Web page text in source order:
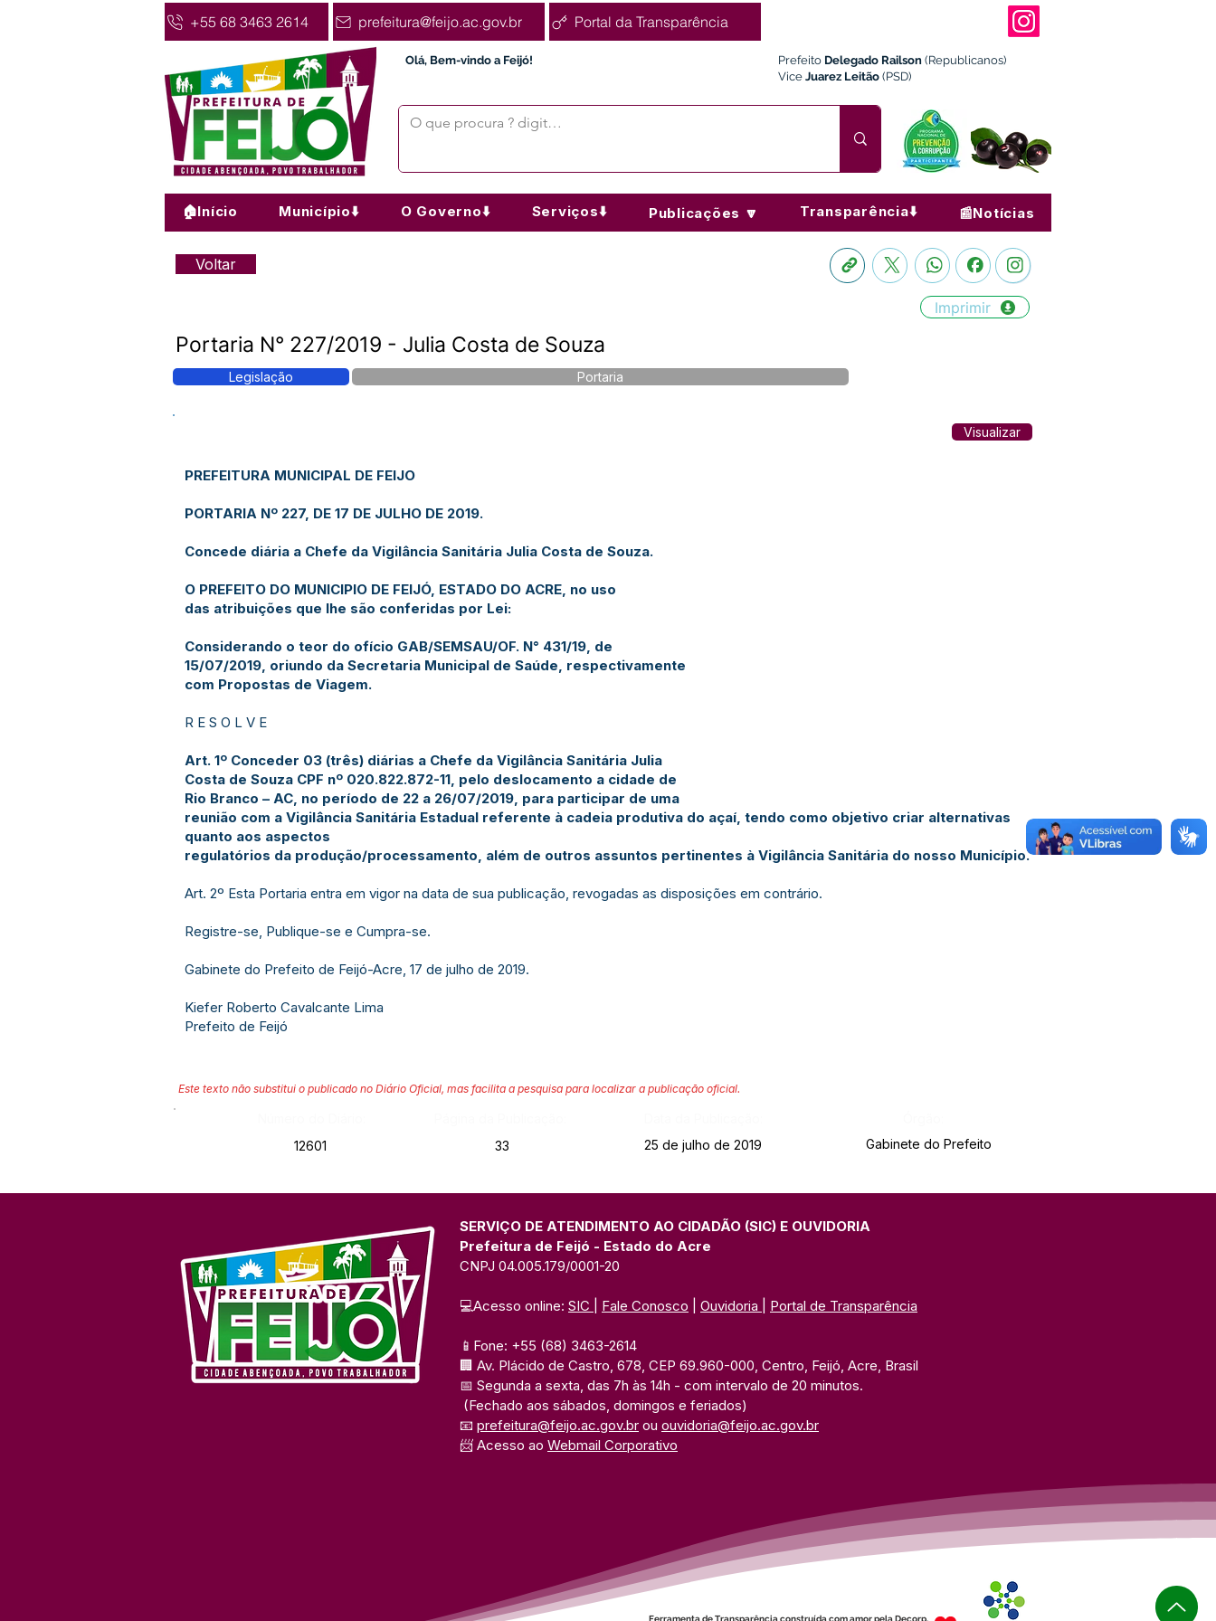
+55 68 3463 2614 prefeitura@feijo.ac.gov.br Portal da Transparência
Olá, Bem-vindo a Feijó! Prefeito Delegado Railson (Republicanos)
Vice Juarez Leitão (PSD)
🏠Início Município⬇️ O Governo⬇️ Serviços⬇️ Publicações 🔽 Transparência⬇️ 📰Notícias
Voltar
Imprimir
Portaria N° 227/2019 - Julia Costa de Souza
Legislação Portaria
Visualizar
PREFEITURA MUNICIPAL DE FEIJO
PORTARIA Nº 227, DE 17 DE JULHO DE 2019.
Concede diária a Chefe da Vigilância Sanitária Julia Costa de Souza.
O PREFEITO DO MUNICIPIO DE FEIJÓ, ESTADO DO ACRE, no uso
das atribuições que lhe são conferidas por Lei:
Considerando o teor do ofício GAB/SEMSAU/OF. N° 431/19, de
15/07/2019, oriundo da Secretaria Municipal de Saúde, respectivamente
com Propostas de Viagem.
R E S O L V E
Art. 1º Conceder 03 (três) diárias a Chefe da Vigilância Sanitária Julia
Costa de Souza CPF nº 020.822.872-11, pelo deslocamento a cidade de
Rio Branco – AC, no período de 22 a 26/07/2019, para participar de uma
reunião com a Vigilância Sanitária Estadual referente à cadeia produtiva do açaí, tendo como objetivo criar alternativas
quanto aos aspectos
regulatórios da produção/processamento, além de outros assuntos pertinentes à Vigilância Sanitária do nosso Município.
Art. 2º Esta Portaria entra em vigor na data de sua publicação, revogadas as disposições em contrário.
Registre-se, Publique-se e Cumpra-se.
Gabinete do Prefeito de Feijó-Acre, 17 de julho de 2019.
Kiefer Roberto Cavalcante Lima
Prefeito de Feijó
Este texto não substitui o publicado no Diário Oficial, mas facilita a pesquisa para localizar a publicação oficial.
12601
33 25 de julho de 2019 Gabinete do Prefeito
SERVIÇO DE ATENDIMENTO AO CIDADÃO (SIC) E OUVIDORIA
Prefeitura de Feijó - Estado do Acre
CNPJ 04.005.179/0001-20
💻Acesso online: SIC Fale Conosco Ouvidoria Portal de Transparência
📱Fone: +55 (68) 3463-2614
🏢 Av. Plácido de Castro, 678, CEP 69.960-000, Centro, Feijó, Acre, Brasil
📅 Segunda a sexta, das 7h às 14h - com intervalo de 20 minutos.
(Fechado aos sábados, domingos e feriados)
📧 prefeitura@feijo.ac.gov.br ou ouvidoria@feijo.ac.gov.br
📨 Acesso ao Webmail Corporativo
Ferramenta de Transparência construída com amor pela Decorp.